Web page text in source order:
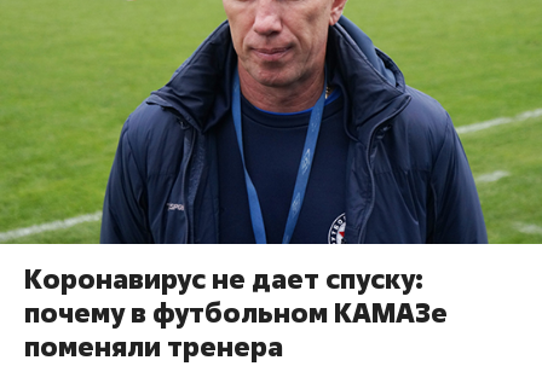
Коронавирус не дает спуску:
почему в футбольном КАМАЗе
поменяли тренера